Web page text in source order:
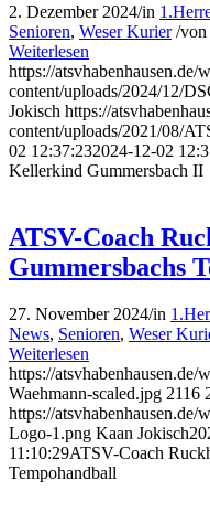
2. Dezember 2024/in
Senioren, Weser Kurier /von
Weiterlesen
https://atsvhabenhausen.de/
content/uploads/2024/12/
Jokisch https://
content/uploads/2021/08/
02 12:37:232024-12-02
Kellerkind Gummersbach II
ATSV-Coach
Gummersbachs
27. November 2024/in
News, Senioren, Weser
Weiterlesen
https://
Waehmann-scaled.jpg 2116
https://
Logo-1.png Kaan Jokisch
11:10:29ATSV-Coach
Tempohandball